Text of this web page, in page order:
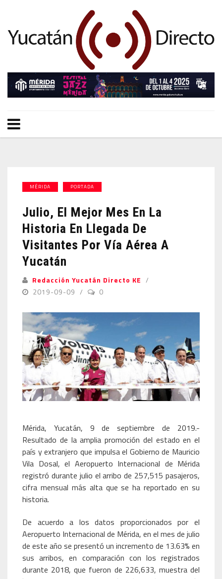
MÉRIDA PORTADA
Julio, El Mejor Mes En La
Historia En Llegada De
Visitantes Por Vía Aérea A
Yucatán
Redacción Yucatán Directo KE
2019-09-09
0
Mérida, Yucatán, 9 de septiembre de 2019.-
Resultado de la amplia promoción del estado en el
país y extranjero que impulsa el Gobierno de Mauricio
Vila Dosal, el Aeropuerto Internacional de Mérida
registró durante julio el arribo de 257,515 pasajeros,
cifra mensual más alta que se ha reportado en su
historia.
De acuerdo a los datos proporcionados por el
Aeropuerto Internacional de Mérida, en el mes de julio
de este año se presentó un incremento de 13.63% en
sus arribos, en comparación con los registrados
durante 2018, que fueron de 226,633, muestra del